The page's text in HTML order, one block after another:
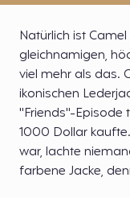
Natürlich ist
gleichnamigen,
viel mehr als das.
ikonischen
"Friends"-Episode
1000 Dollar
war, lachte
farbene Jacke,